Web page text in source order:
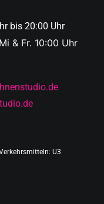
bis 20:00 Uhr
& Fr. 10:00 Uhr
U3